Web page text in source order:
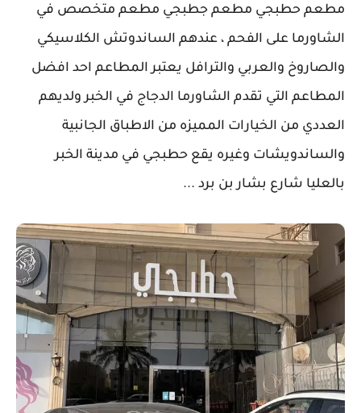
مطعم حطبجي مطعم جطبجي مطعم متخصص في
الشاورما على الفحم ، عندهم الساندوتش الكلاسيكي
والصاروخ والعربي والترافل يعتبر المطاعم احد افضل
المطاعم التي تقدم الشاورما الدجاج في الخبر ولديهم
العددي من الخيارات المميزه من الاطباق الجانبية
والساندويشات وغيره يقع حطبجي في مدينة الخبر
بالعليا شارع بشار بن برد ...